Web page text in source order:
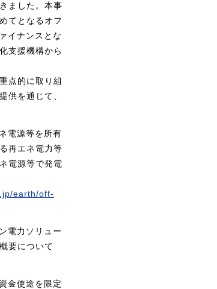
ました。本事
てとなるオフ
イナンスとな
支援機構から
点的に取り組
供を通じて、
電源等を所有
再エネ電力等
電源等で発電
earth/off-
電力ソリュー
要について
金使途を限定